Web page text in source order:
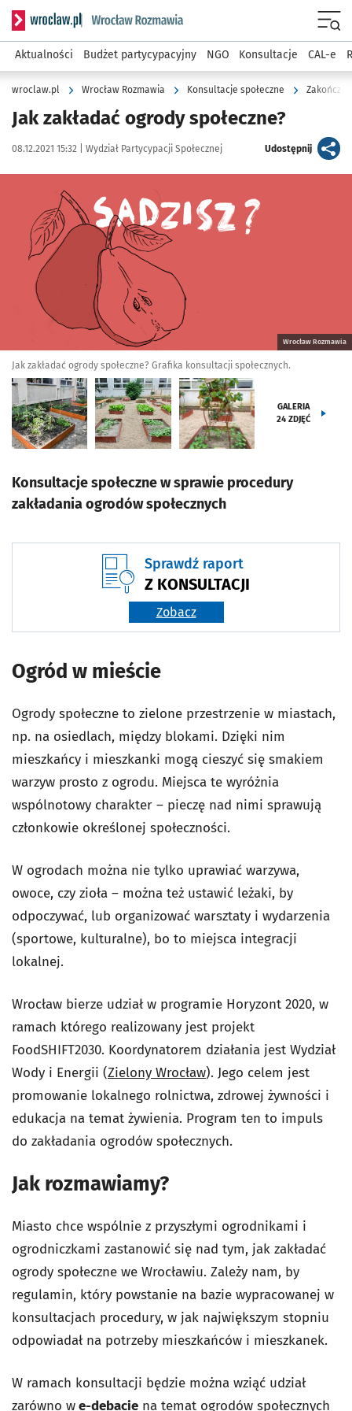
Serwis informacyjny wroclaw.pl podserwis: Rozmawia
Aktualności Budżet partycypacyjny NGO Konsultacje CAL-e
wroclaw.pl Wrocław Rozmawia Konsultacje społeczne
Jak zakładać ogrody społeczne?
Data publikacji:
08.12.2021 15:32 | Autor:
Wydział Partycypacji Społecznej Udostępnijartykuł
Wrocław Rozmawia
Jak zakładać ogrody społeczne? Grafika konsultacji społecznych.
GALERIA
24 ZDJĘĆ
Konsultacje społeczne w sprawie procedury
zakładania ogrodów społecznych
Sprawdź raport
Z KONSULTACJI
Zobacz
Ogród w mieście
Ogrody społeczne to zielone przestrzenie w miastach,
np. na osiedlach, między blokami. Dzięki nim
mieszkańcy i mieszkanki mogą cieszyć się smakiem
warzyw prosto z ogrodu. Miejsca te wyróżnia
wspólnotowy charakter – pieczę nad nimi sprawują
członkowie określonej społeczności.
W ogrodach można nie tylko uprawiać warzywa,
owoce, czy zioła – można też ustawić leżaki, by
odpoczywać, lub organizować warsztaty i wydarzenia
(sportowe, kulturalne), bo to miejsca integracji
lokalnej.
Wrocław bierze udział w programie Horyzont 2020, w
ramach którego realizowany jest projekt
FoodSHIFT2030. Koordynatorem działania jest Wydział
Wody i Energii (Zielony Wrocław). Jego celem jest
promowanie lokalnego rolnictwa, zdrowej żywności i
edukacja na temat żywienia. Program ten to impuls
do zakładania ogrodów społecznych.
Jak rozmawiamy?
Miasto chce wspólnie z przyszłymi ogrodnikami i
ogrodniczkami zastanowić się nad tym, jak zakładać
ogrody społeczne we Wrocławiu. Zależy nam, by
regulamin, który powstanie na bazie wypracowanej w
konsultacjach procedury, w jak największym stopniu
odpowiadał na potrzeby mieszkańców i mieszkanek.
W ramach konsultacji będzie można wziąć udział
zarówno we-debacie na temat ogrodów społecznych